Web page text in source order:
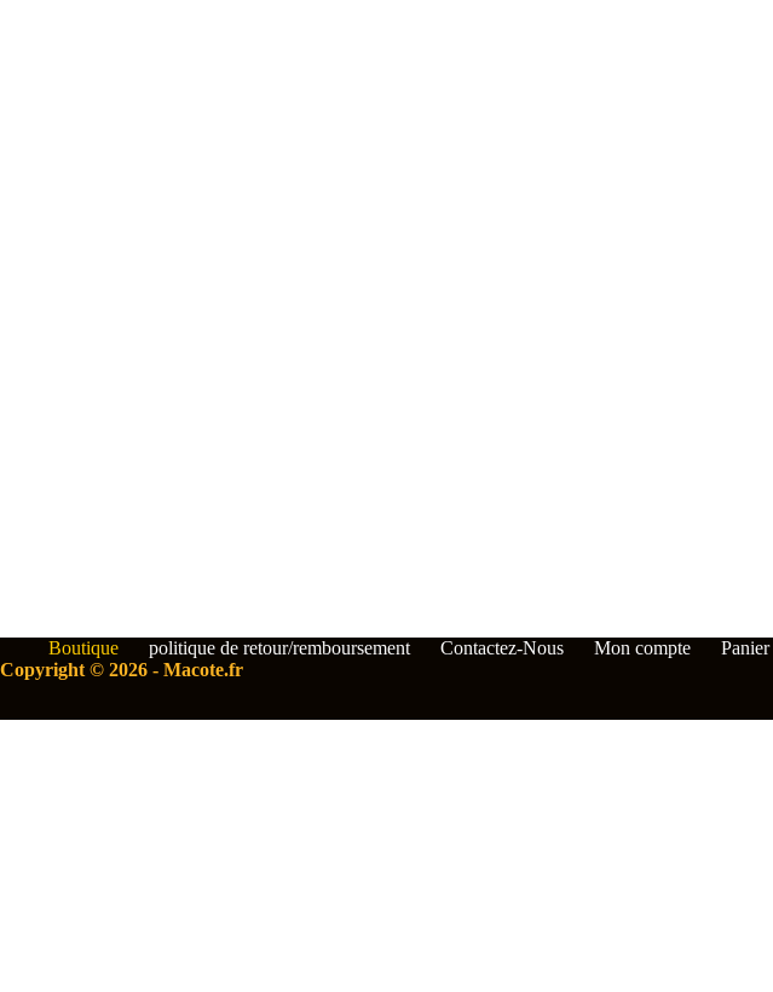
Boutique politique de retour/remboursement Contactez-Nous Mon compte
Panier
Copyright © 2026 - Macote.fr